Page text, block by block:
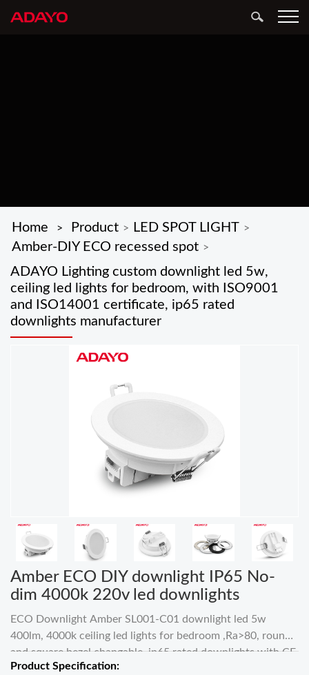
Home > Product > LED SPOT LIGHT >
Amber-DIY ECO recessed spot >
ADAYO Lighting custom downlight led 5w,
ceiling led lights for bedroom, with ISO9001
and ISO14001 certificate, ip65 rated
downlights manufacturer
Amber ECO DIY downlight IP65 No-
dim 4000k 220v led downlights
ECO Downlight Amber SL001-C01 downlight led 5w
400lm, 4000k ceiling led lights for bedroom ,Ra>80, round
and square bezel changable, ip65 rated downlights with CE
and new ERP
Product Specification: